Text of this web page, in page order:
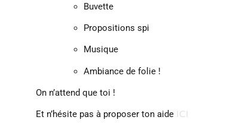
Buvette
Propositions spi
Musique
Ambiance de folie !
On n’attend que toi !
Et n’hésite pas à proposer ton aide ICI